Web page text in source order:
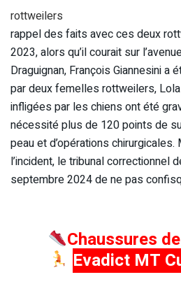
rottweilers
rappel des faits avec ces deux
2023, alors qu’il courait sur
Draguignan, François Giannesini a
par deux femelles rottweilers,
infligées par les chiens ont été
nécessité plus de 120 points de
peau et d’opérations
l’incident, le tribunal correctionnel
septembre 2024 de ne pas
Chaussures
Evadict MT